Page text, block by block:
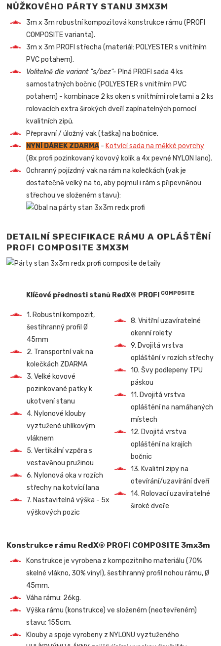
NŮŽKOVÉHO PÁRTY STANU 3MX3M
3m x 3m robustní kompozitová konstrukce rámu (PROFI
COMPOSITE varianta).
3m x 3m PROFI střecha (materiál: POLYESTER s vnitřním
PVC potahem).
Volitelně dle variant "s/bez"- Plná PROFI sada 4 ks
samostatných bočnic (POLYESTER s vnitřním PVC
potahem) - kombinace 2 ks oken s vnitřními roletami a 2 ks
rolovacích extra širokých dveří zapínatelných pomocí
kvalitních zipů.
Přepravní / úložný vak (taška) na bočnice.
NYNÍ DÁREK ZDARMA - Kotvící sada na měkké povrchy
(8x profi pozinkovaný kovový kolík a 4x pevné NYLON lano).
Ochranný pojízdný vak na rám na kolečkách (vak je
dostatečně velký na to, aby pojmul i rám s připevněnou
střechou ve složeném stavu):
DETAILNÍ SPECIFIKACE RÁMU A OPLÁŠTĚNÍ
PROFI COMPOSITE 3MX3M
Klíčové přednosti stanů RedX® PROFI COMPOSITE
1. Robustní kompozit,
šestihranný profil Ø
45mm
2. Transportní vak na
kolečkách ZDARMA
3. Velké kovové
pozinkované patky k
ukotvení stanu
4. Nylonové klouby
vyztužené uhlíkovým
vláknem
5. Vertikální vzpěra s
vestavěnou pružinou
6. Nylonová oka v rozích
střechy na kotvící lana
7. Nastavitelná výška - 5x
výškových pozic
8. Vnitřní uzavíratelné
okenní rolety
9. Dvojitá vrstva
opláštění v rozích střechy
10. Švy podlepeny TPU
páskou
11. Dvojitá vrstva
opláštění na namáhaných
místech
12. Dvojitá vrstva
opláštění na krajích
bočnic
13. Kvalitní zipy na
otevírání/uzavírání dveří
14. Rolovací uzavíratelné
široké dveře
Konstrukce rámu RedX® PROFI COMPOSITE 3mx3m
Konstrukce je vyrobena z kompozitního materiálu (70%
skelné vlákno, 30% vinyl), šestihranný profil nohou rámu, Ø
45mm.
Váha rámu: 26kg.
Výška rámu (konstrukce) ve složeném (neotevřeném)
stavu: 155cm.
Klouby a spoje vyrobeny z NYLONU vyztuženého